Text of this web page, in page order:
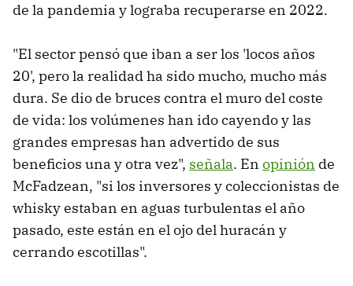
de la pandemia y lograba recuperarse en 2022.
"El sector pensó que iban a ser los 'locos años
20', pero la realidad ha sido mucho, mucho más
dura. Se dio de bruces contra el muro del coste
de vida: los volúmenes han ido cayendo y las
grandes empresas han advertido de sus
beneficios una y otra vez", señala. En opinión de
McFadzean, "si los inversores y coleccionistas de
whisky estaban en aguas turbulentas el año
pasado, este están en el ojo del huracán y
cerrando escotillas".